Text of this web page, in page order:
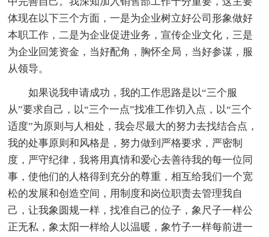
体现在以下三个方面，一是为企业树立好公司形象做好
本职工作，二是为企业促进业务，宣传企业文化，三是
为企业回笼资金，当好配角，胸怀全局，当好参谋，服
从领导。
如果说我申请成功，我的工作思路是以“三个服
从”要求自己，以“三个一点”找准工作切入点，以“三个
适度”为原则与人相处，我会尽最大的努力去找结合点，
我的处事原则和风格是，努力做到严格要求，严密制
度，严守纪律，我将用真情和爱心去善待我的每一位同
事，使他们的人格得到充分的尊重，相互给我们一个宽
松的发展和创造空间，用制度和岗位职责去管理我自
己，让我象圆规一样，找准自己的位子，象尺子一样公
正无私，象太阳一样给人以温暖，象竹子一样每前进一